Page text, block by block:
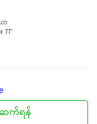
ာ
77'
ဆက်ရန်